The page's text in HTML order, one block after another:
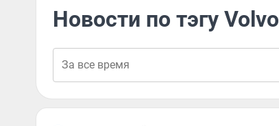
Новости по тэгу Volvo